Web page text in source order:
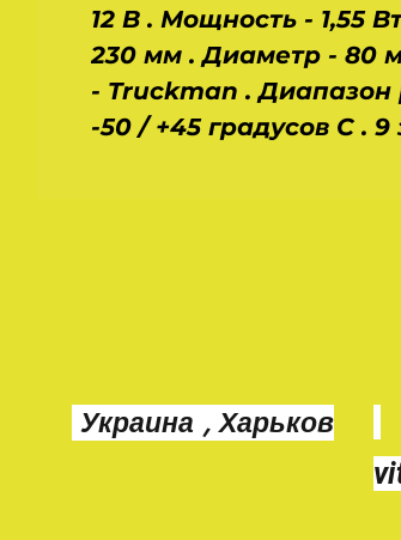
12 В . Мощность - 1,55
230 мм . Диаметр - 80
- Truckman . Диапазон
-50 / +45 градусов С .
Украина , Харьков